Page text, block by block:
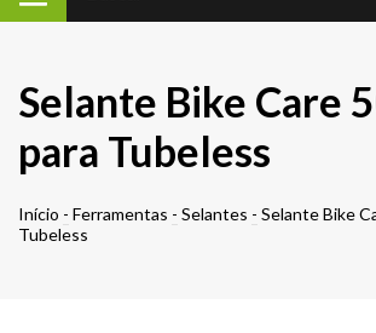
Selante Bike Care
para Tubeless
Início - Ferramentas - Selantes - Selante Bike
Tubeless